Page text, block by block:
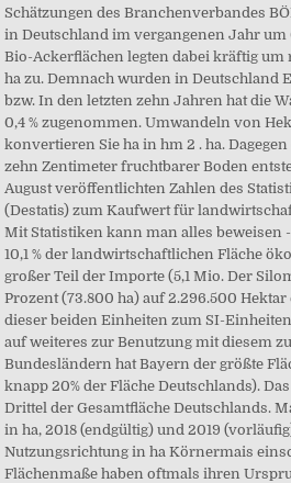
Schätzungen des Branchenverbandes
in Deutschland im vergangenen Jahr um
Bio-Ackerflächen legten dabei kräftig
ha zu. Demnach wurden in Deutschland
bzw. In den letzten zehn Jahren hat die
0,4 % zugenommen. Umwandeln von
konvertieren Sie ha in hm 2 . ha.
zehn Zentimeter fruchtbarer Boden
August veröffentlichten Zahlen des
(Destatis) zum Kaufwert für
Mit Statistiken kann man alles beweisen
10,1 % der landwirtschaftlichen Fläche
großer Teil der Importe (5,1 Mio. Der
Prozent (73.800 ha) auf 2.296.500
dieser beiden Einheiten zum SI-
auf weiteres zur Benutzung mit diesem
Bundesländern hat Bayern der größte
knapp 20% der Fläche Deutschlands).
Drittel der Gesamtfläche Deutschlands.
in ha, 2018 (endgültig) und 2019
Nutzungsrichtung in ha Körnermais
Flächenmaße haben oftmals ihren